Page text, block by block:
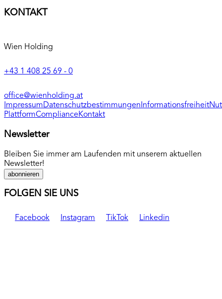
KONTAKT
Wien Holding
+43 1 408 25 69 - 0
office@wienholding.at
ImpressumDatenschutzbestimmungenInformationsfreiheit
PlattformComplianceKontakt
Newsletter
Bleiben Sie immer am Laufenden mit unserem aktuellen
Newsletter!
abonnieren
FOLGEN SIE UNS
Facebook Instagram TikTok Linkedin